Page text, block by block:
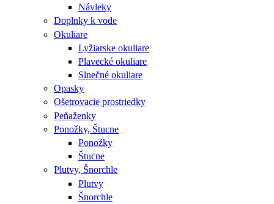
Návleky
Doplnky k vode
Okuliare
Lyžiarske okuliare
Plavecké okuliare
Slnečné okuliare
Opasky
Ošetrovacie prostriedky
Peňaženky
Ponožky, Štucne
Ponožky
Štucne
Plutvy, Šnorchle
Plutvy
Šnorchle